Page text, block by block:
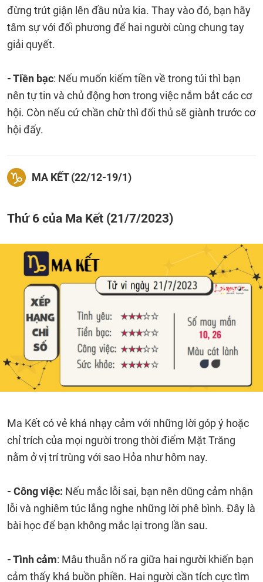
đừng trút giận lên đầu nửa kia. Thay vào đó, bạn hãy
tâm sự với đối phương để hai người cùng chung tay
giải quyết.
- Tiền bạc: Nếu muốn kiếm tiền về trong túi thì bạn
nên tự tin và chủ động hơn trong việc nắm bắt các cơ
hội. Còn nếu cứ chần chừ thì đối thủ sẽ giành trước cơ
hội đấy.
MA KẾT (22/12-19/1)
Thứ 6 của Ma Kết (21/7/2023)
Ma Kết có vẻ khá nhạy cảm với những lời góp ý hoặc
chỉ trích của mọi người trong thời điểm Mặt Trăng
nằm ở vị trí trùng với sao Hỏa như hôm nay.
- Công việc: Nếu mắc lỗi sai, bạn nên dũng cảm nhận
lỗi và nghiêm túc lắng nghe những lời phê bình. Đây là
bài học để bạn không mắc lại trong lần sau.
- Tình cảm: Mâu thuẫn nổ ra giữa hai người khiến bạn
cảm thấy khá buồn phiền. Hai người cần tích cực tìm